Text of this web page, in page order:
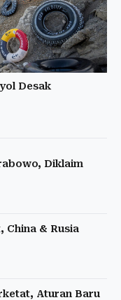
Desak
Diklaim
China & Rusia
Aturan Baru